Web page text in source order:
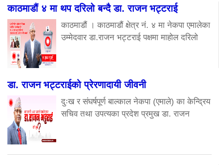
काठमाडौं ४ मा थप दरिलो बन्दै डा. राजन भट्टराई
काठमाडौं । काठमाडौं क्षेत्र नं. ४ मा नेकपा एमालेका
उम्मेदवार डा.राजन भट्टराई पक्षमा माहोल दरिलो
डा. राजन भट्टराईको प्रेरणादायी जीवनी
दुःख र संघर्षपूर्ण बाल्काल नेकपा (एमाले) का केन्द्रिय
सचिव तथा उपत्यका प्रदेश प्रमुख डा. राजन